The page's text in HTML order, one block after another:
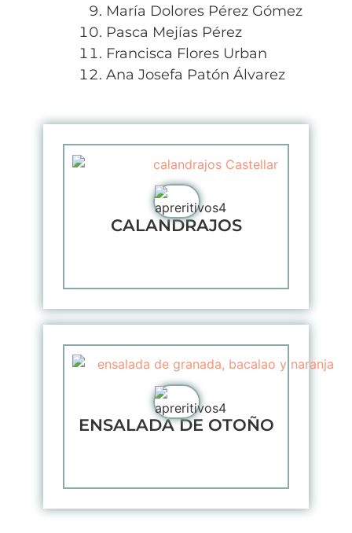
María Dolores Pérez Gómez
Pasca Mejías Pérez
Francisca Flores Urban
Ana Josefa Patón Álvarez
CALANDRAJOS
ENSALADA DE OTOÑO